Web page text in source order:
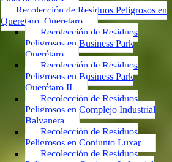
Recolección de Residuos Peligrosos en
Queretaro, Queretaro
Recolección de Residuos
Peligrosos en Business Park
Querétaro
Recolección de Residuos
Peligrosos en Business Park
Querétaro II
Recolección de Residuos
Peligrosos en Complejo Industrial
Balvanera
Recolección de Residuos
Peligrosos en Conjunto Luxar
Recolección de Residuos